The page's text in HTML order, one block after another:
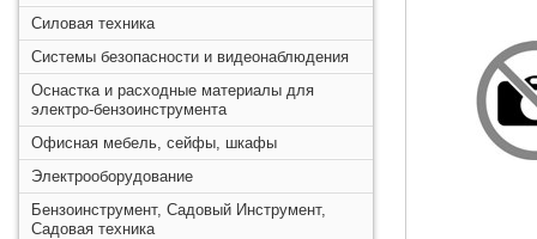
Силовая техника
Системы безопасности и видеонаблюдения
Оснастка и расходные материалы для
электро-бензоинструмента
Офисная мебель, сейфы, шкафы
Электрооборудование
Бензоинструмент, Садовый Инструмент,
Садовая техника